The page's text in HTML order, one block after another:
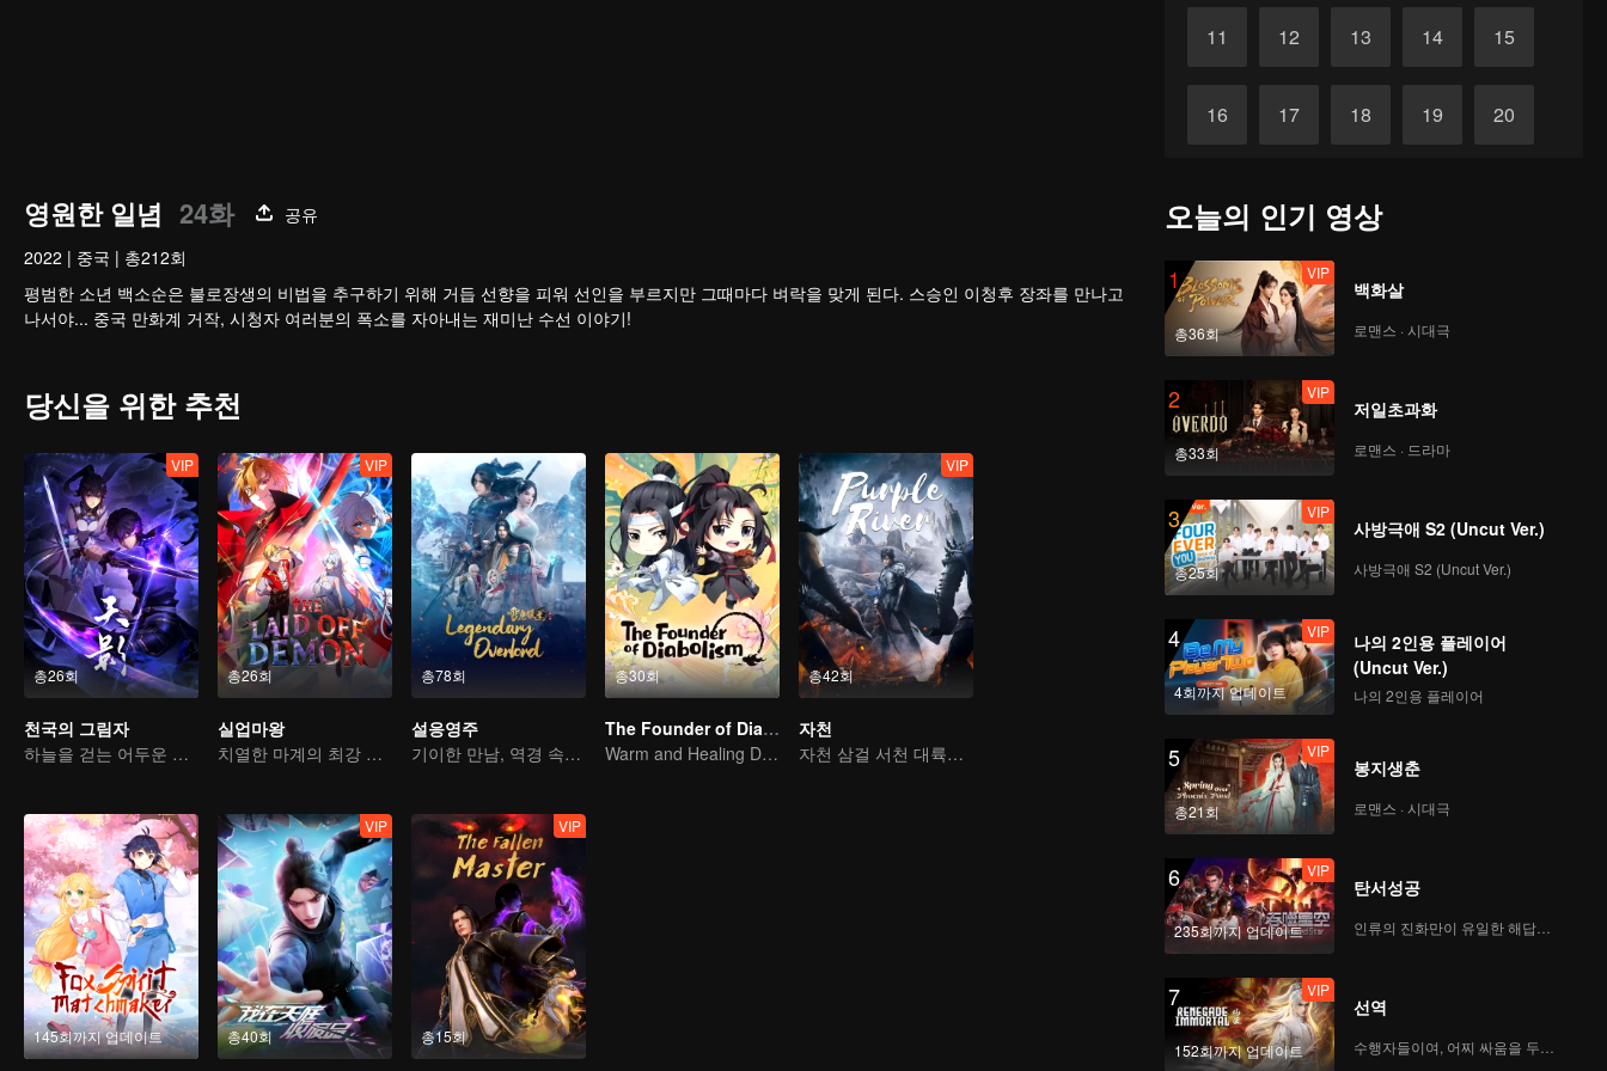
11 12 13 14 15
16 17 18 19 20
26 27
영원한 일념 24화
공유
2022 | 중국 | 총212회
평범한 소년 백소순은 불로장생의 비법을 추구하기 위해 거듭 선향을 피워 선인을 부르지만 그때마다 벼락을 맞게 된다. 스승인 이청후 장좌를 만나고
나서야... 중국 만화계 거작, 시청자 여러분의 폭소를 자아내는 재미난 수선 이야기!
당신을 위한 추천
총26회
VIP
천국의 그림자
하늘을 걷는 어두운 그림자, 혼을 불태워 마음을 지키다
총26회
VIP
실업마왕
치열한 마계의 최강 마왕
총78회
설응영주
기이한 만남, 역경 속에서 다시 살아난 소년
총30회
The Founder of Diabolism Q
Warm and Healing Daily Life
총42회
VIP
자천
자천 삼걸 서천 대륙을 종횡하다
145회까지 업데이트 총40회
VIP
총15회
VIP
오늘의 인기 영상
1
총36회
VIP
백화살
로맨스 · 시대극
2
총33회
VIP
저일초과화
로맨스 · 드라마
3
총25회
VIP
사방극애 S2 (Uncut Ver.)
사방극애 S2 (Uncut Ver.)
4
4회까지 업데이트
VIP
나의 2인용 플레이어
(Uncut Ver.)
나의 2인용 플레이어
5
총21회
VIP
봉지생춘
로맨스 · 시대극
6
235회까지 업데이트
VIP
탄서성공
인류의 진화만이 유일한 해답이다
7
152회까지 업데이트
VIP
선역